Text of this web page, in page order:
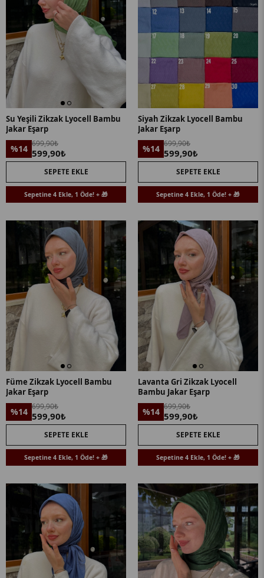
Su Yeşili Zikzak Lyocell Bambu
Jakar Eşarp
%14 699,90₺
599,90₺
SEPETE EKLE
Sepetine 4 Ekle, 1 Öde! + 🎁
Siyah Zikzak Lyocell Bambu
Jakar Eşarp
%14 699,90₺
599,90₺
SEPETE EKLE
Sepetine 4 Ekle, 1 Öde! + 🎁
Füme Zikzak Lyocell Bambu
Jakar Eşarp
%14 699,90₺
599,90₺
SEPETE EKLE
Sepetine 4 Ekle, 1 Öde! + 🎁
Lavanta Gri Zikzak Lyocell
Bambu Jakar Eşarp
%14 699,90₺
599,90₺
SEPETE EKLE
Sepetine 4 Ekle, 1 Öde! + 🎁